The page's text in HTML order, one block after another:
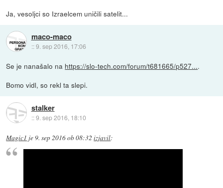
Ja, vesoljci so Izraelcem uničili satelit...
maco-maco
::9. sep 2016, 17:06
Se je nanašalo na https://slo-tech.com/forum/t681665/p527....
Bomo vidl, so rekl ta slepi.
stalker
::9. sep 2016, 18:10
Magic1 je 9. sep 2016 ob 08:32 izjavil: